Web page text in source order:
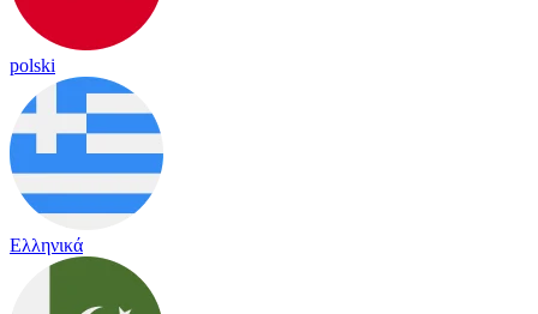
polski
Ελληνικά